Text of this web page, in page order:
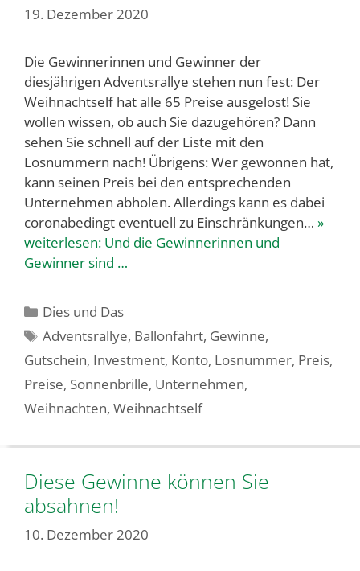
19. Dezember 2020
Die Gewinnerinnen und Gewinner der
diesjährigen Adventsrallye stehen nun fest: Der
Weihnachtself hat alle 65 Preise ausgelost! Sie
wollen wissen, ob auch Sie dazugehören? Dann
sehen Sie schnell auf der Liste mit den
Losnummern nach! Übrigens: Wer gewonnen hat,
kann seinen Preis bei den entsprechenden
Unternehmen abholen. Allerdings kann es dabei
coronabedingt eventuell zu Einschränkungen… »
weiterlesen: Und die Gewinnerinnen und
Gewinner sind …
Kategorien
Dies und Das
Schlagwörter
Adventsrallye, Ballonfahrt, Gewinne,
Gutschein, Investment, Konto, Losnummer, Preis,
Preise, Sonnenbrille, Unternehmen,
Weihnachten, Weihnachtself
Diese Gewinne können Sie
absahnen!
10. Dezember 2020